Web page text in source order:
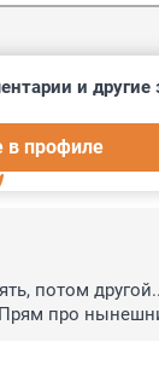
и другие
в профиле
потом
Прям про